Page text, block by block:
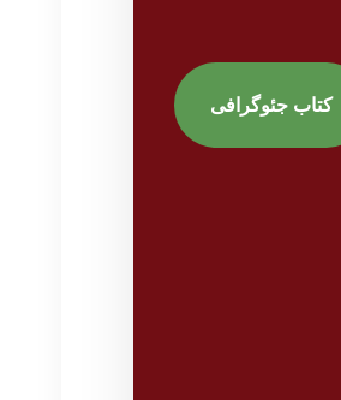
کتاب جئوگرافی